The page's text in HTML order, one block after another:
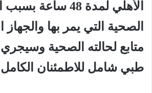
الأهلي لمدة 48 ساعة
الصحية التي يمر بها والجهاز
متابع لحالته الصحية
طبي شامل للاطمئنان الكامل